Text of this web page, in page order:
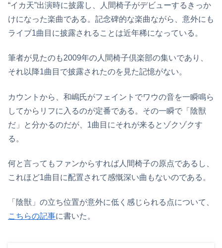
“イカ天”出演時に披露し、人間椅子がデビューするきっか
けになった楽曲である。記念碑的な楽曲ながら、意外にも
ライブ1曲目に披露されることは近年稀になっている。
筆者が見たのも2009年の人間椅子倶楽部の集いであり、
それ以降1曲目で披露されたのを見た記憶がない。
カウントから、和嶋氏がフェイントでワウの音を一瞬鳴ら
してからリフに入るのが定番である。その一瞬で「陰獣
だ」と分かるのだが、1曲目にそれが来るとゾクゾクす
る。
何と言ってもファンからすれば人間椅子の原点であるし、
これほど1曲目に配置されて感慨深い曲もないのである。
「陰獣」の立ち位置が意外に低く感じられる点について、
こちらの記事に書いた。